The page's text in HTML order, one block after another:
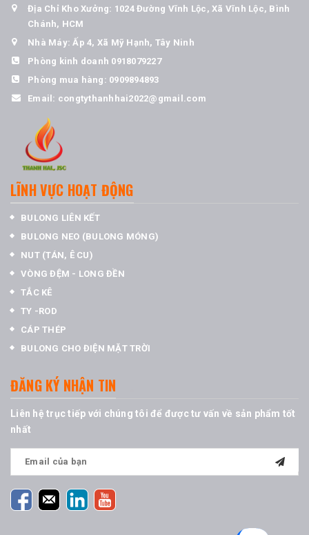
Địa Chỉ Kho Xưởng: 1024 Đường Vĩnh Lộc, Xã Vĩnh Lộc, Bình
Chánh, HCM
Nhà Máy: Ấp 4, Xã Mỹ Hạnh, Tây Ninh
Phòng kinh doanh 0918079227
Phòng mua hàng: 0909894893
Email: congtythanhhai2022@gmail.com
LĨNH VỰC HOẠT ĐỘNG
BULONG LIÊN KẾT
BULONG NEO (BULONG MÓNG)
NUT (TÁN, Ê CU)
VÒNG ĐỆM - LONG ĐỀN
TẮC KÊ
TY -ROD
CÁP THÉP
BULONG CHO ĐIỆN MẶT TRỜI
ĐĂNG KÝ NHẬN TIN
Liên hệ trục tiếp với chúng tôi để được tư vấn về sản phẩm tốt
nhất